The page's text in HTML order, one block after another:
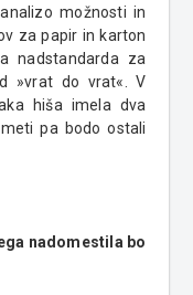
možnosti in
za papir in karton
nadstandarda za
»vrat do vrat«. V
hiša imela dva
pa bodo ostali
nadomestila bo